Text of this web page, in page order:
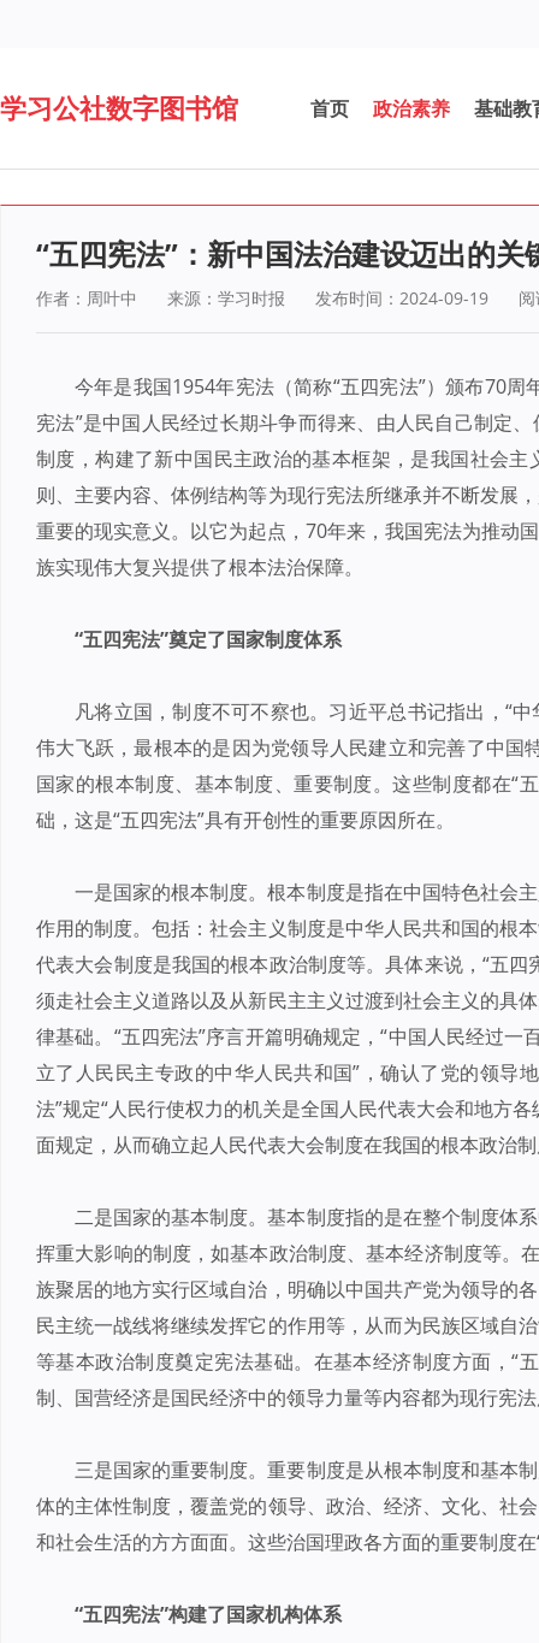
学习公社数字图书馆 首页 政治素养 基础教
“五四宪法”：新中国法治建设迈出的关
作者：周叶中 来源：学习时报 发布时间：2024-09-19
今年是我国1954年宪法（简称“五四宪法”）颁布70
宪法”是中国人民经过长期斗争而得来、由人民自己制定
制度，构建了新中国民主政治的基本框架，是我国社会
则、主要内容、体例结构等为现行宪法所继承并不断发展
重要的现实意义。以它为起点，70年来，我国宪法为推动
族实现伟大复兴提供了根本法治保障。
“五四宪法”奠定了国家制度体系
凡将立国，制度不可不察也。习近平总书记指出，“
伟大飞跃，最根本的是因为党领导人民建立和完善了中国
国家的根本制度、基本制度、重要制度。这些制度都在“
础，这是“五四宪法”具有开创性的重要原因所在。
一是国家的根本制度。根本制度是指在中国特色社会
作用的制度。包括：社会主义制度是中华人民共和国的根
代表大会制度是我国的根本政治制度等。具体来说，“五
须走社会主义道路以及从新民主主义过渡到社会主义的具
律基础。“五四宪法”序言开篇明确规定，“中国人民经过
立了人民民主专政的中华人民共和国”，确认了党的领导
法”规定“人民行使权力的机关是全国人民代表大会和地方
面规定，从而确立起人民代表大会制度在我国的根本政治
二是国家的基本制度。基本制度指的是在整个制度体
挥重大影响的制度，如基本政治制度、基本经济制度等。
族聚居的地方实行区域自治，明确以中国共产党为领导的
民主统一战线将继续发挥它的作用等，从而为民族区域自
等基本政治制度奠定宪法基础。在基本经济制度方面，“
制、国营经济是国民经济中的领导力量等内容都为现行宪
三是国家的重要制度。重要制度是从根本制度和基本
体的主体性制度，覆盖党的领导、政治、经济、文化、社
和社会生活的方方面面。这些治国理政各方面的重要制度
“五四宪法”构建了国家机构体系